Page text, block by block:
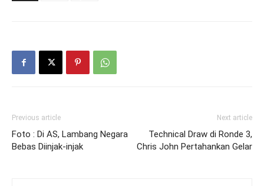
Previous article
Foto : Di AS, Lambang Negara
Bebas Diinjak-injak
Next article
Technical Draw di Ronde 3,
Chris John Pertahankan Gelar